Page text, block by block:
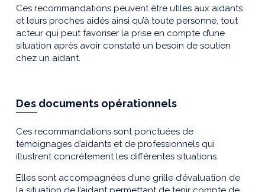
Ces recommandations peuvent être utiles aux aidants
et leurs proches aidés ainsi qu’à toute personne, tout
acteur qui peut favoriser la prise en compte d’une
situation après avoir constaté un besoin de soutien
chez un aidant.
Des documents opérationnels
Ces recommandations sont ponctuées de
témoignages d’aidants et de professionnels qui
illustrent concrètement les différentes situations.
Elles sont accompagnées d’une grille d’évaluation de